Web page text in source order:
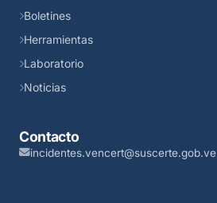
Boletines
Herramientas
Laboratorio
Noticias
Contacto
incidentes.vencert@suscerte.gob.ve